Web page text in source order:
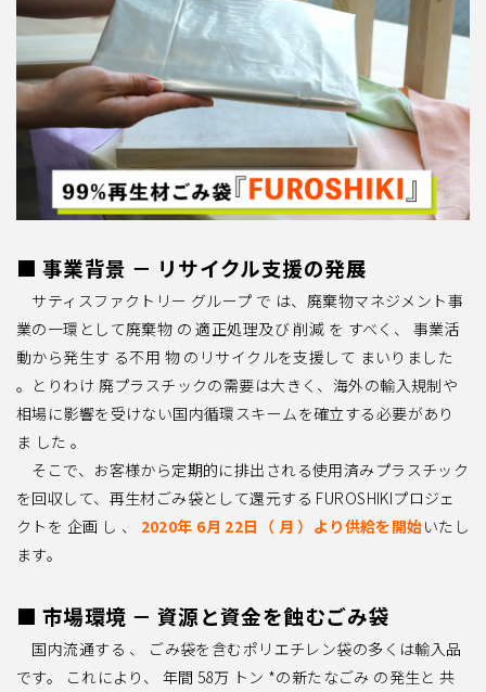
■ 事業背景 － リサイクル支援の発展
サティスファクトリー グループ で は、廃棄物マネジメント事
業の一環として廃棄物 の 適正処理及び 削減 を すべく、 事業活
動から発生す る不用 物 のリサイクルを支援して まいりま した
。とりわけ 廃プラスチックの需要は大きく、海外の輸入規制や
相場に影響を受けない国内循環スキームを確立する必要があり
ま した 。
そこで、お客様から定期的に排出される使用済みプラスチック
を回収して、再生材ごみ袋として還元する FUROSHIKIプロジェ
クトを 企画 し 、
2020年 6月 22日（ 月 ）より供給を開始いたし
ます。
■ 市場環境 － 資源と資金を蝕むごみ袋
国内流通する 、 ごみ袋を含むポリエチレン袋の多くは輸入品
です。 これにより、 年間 58万 トン *の新たなごみ の発生と 共